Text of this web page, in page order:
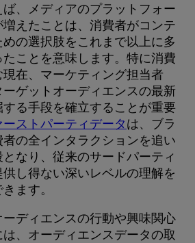
、メディアのプラットフォー
えたことは、消費者がコンテ
の選択肢をこれまで以上に多
たことを意味します。特に消費
在、マーケティング担当者
ゲットオーディエンスの最新
る手段を確立することが重要
ーストパーティデータは、ブラ
の全インタラクションを追い
なり、従来のサードパーティ
し得ない深いレベルの理解を
ます。
ディエンスの行動や興味関心
、オーディエンスデータの取